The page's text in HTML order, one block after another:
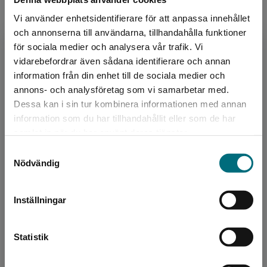
Vi använder enhetsidentifierare för att anpassa innehållet
och annonserna till användarna, tillhandahålla funktioner
för sociala medier och analysera vår trafik. Vi
vidarebefordrar även sådana identifierare och annan
information från din enhet till de sociala medier och
annons- och analysföretag som vi samarbetar med.
Dessa kan i sin tur kombinera informationen med annan
information som du har tillhandahållit eller som de har
Nödvändig
Inställningar
Statistik
Begränsad fraktregion
Det verkar som att du besöker
nyponochviljaforlag.se via en enhet utanför
Sverige. För att kunna slutföra ett köp måste
Författare
Nicolas Lunabba
Nicolas Lunabba är verksamhetsansvarig för
organisationen Helamalmö, som verkar för
social hållbarhet och rättvisa i socioekonomiskt
utsatta område...